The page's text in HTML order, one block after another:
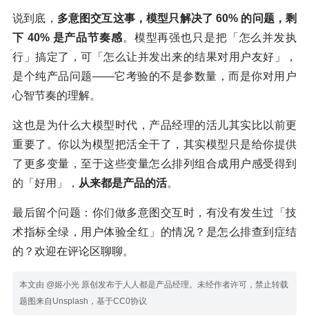
说到底， 多意图交互这事，模型只解决了 60% 的问题，剩
下 40% 是产品节奏感。模型再强也只是把「怎么并发执
行」搞定了，可「怎么让并发出来的结果对用户友好」，
是个纯产品问题——它考验的不是参数量，而是你对用户
心智节奏的理解。
这也是为什么大模型时代，产品经理的活儿其实比以前更
重要了。你以为模型把活全干了，其实模型只是给你提供
了更多变量，至于这些变量怎么排列组合成用户感受得到
的「好用」， 从来都是产品的活。
最后留个问题：你们做多意图交互时，有没有发生过「技
术指标全绿，用户体验全红」的情况？是怎么排查到症结
的？欢迎在评论区聊聊。
本文由 @姬小光 原创发布于人人都是产品经理。未经作者许可，禁止转载
题图来自Unsplash，基于CC0协议